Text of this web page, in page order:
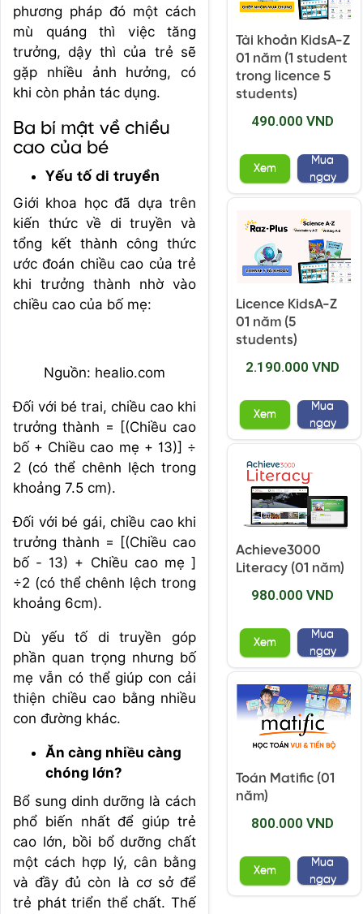
phương pháp đó một cách
mù quáng thì việc tăng
trưởng, dậy thì của trẻ sẽ
gặp nhiều ảnh hưởng, có
khi còn phản tác dụng.
Ba bí mật về chiều
cao của bé
Yếu tố di truyền
Giới khoa học đã dựa trên
kiến thức về di truyền và
tổng kết thành công thức
ước đoán chiều cao của trẻ
khi trưởng thành nhờ vào
chiều cao của bố mẹ:
Nguồn: healio.com
Đối với bé trai, chiều cao khi
trưởng thành = [(Chiều cao
bố + Chiều cao mẹ + 13)] ÷
2 (có thể chênh lệch trong
khoảng 7.5 cm).
Đối với bé gái, chiều cao khi
trưởng thành = [(Chiều cao
bố - 13) + Chiều cao mẹ ]
÷2 (có thể chênh lệch trong
khoảng 6cm).
Dù yếu tố di truyền góp
phần quan trọng nhưng bố
mẹ vẫn có thể giúp con cải
thiện chiều cao bằng nhiều
con đường khác.
Ăn càng nhiều càng
chóng lớn?
Bổ sung dinh dưỡng là cách
phổ biến nhất để giúp trẻ
cao lớn, bồi bổ dưỡng chất
một cách hợp lý, cân bằng
và đầy đủ còn là cơ sở để
trẻ phát triển thể chất. Thế
Tài khoản KidsA-Z
01 năm (1 student
trong licence 5
students)
490.000 VND
Xem
Mua
ngay
Licence KidsA-Z
01 năm (5
students)
2.190.000 VND
Xem
Mua
ngay
Achieve3000
Literacy (01 năm)
980.000 VND
Xem
Mua
ngay
Toán Matific (01
năm)
800.000 VND
Xem
Mua
ngay